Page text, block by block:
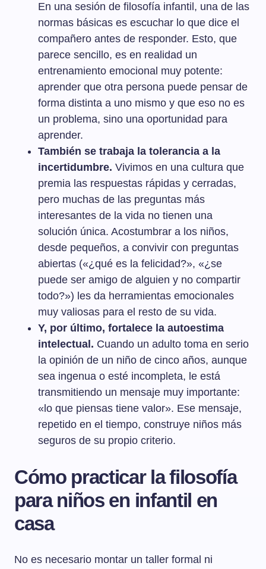
En una sesión de filosofía infantil, una de las
normas básicas es escuchar lo que dice el
compañero antes de responder. Esto, que
parece sencillo, es en realidad un
entrenamiento emocional muy potente:
aprender que otra persona puede pensar de
forma distinta a uno mismo y que eso no es
un problema, sino una oportunidad para
aprender.
También se trabaja la tolerancia a la
incertidumbre. Vivimos en una cultura que
premia las respuestas rápidas y cerradas,
pero muchas de las preguntas más
interesantes de la vida no tienen una
solución única. Acostumbrar a los niños,
desde pequeños, a convivir con preguntas
abiertas («¿qué es la felicidad?», «¿se
puede ser amigo de alguien y no compartir
todo?») les da herramientas emocionales
muy valiosas para el resto de su vida.
Y, por último, fortalece la autoestima
intelectual. Cuando un adulto toma en serio
la opinión de un niño de cinco años, aunque
sea ingenua o esté incompleta, le está
transmitiendo un mensaje muy importante:
«lo que piensas tiene valor». Ese mensaje,
repetido en el tiempo, construye niños más
seguros de su propio criterio.
Cómo practicar la filosofía
para niños en infantil en
casa
No es necesario montar un taller formal ni